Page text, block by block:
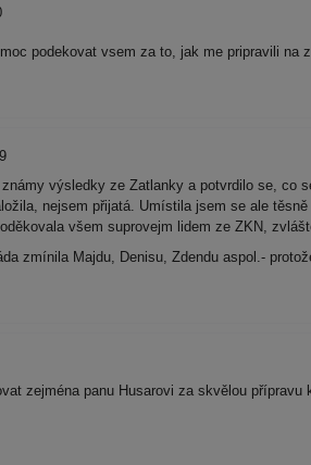
podekovat vsem za to, jak me pripravili
výsledky ze Zatlanky a potvrdilo se, co
nejsem přijatá. Umístila jsem se ale
všem suprovejm lidem ze ZKN,
zmínila Majdu, Denisu, Zdendu aspol.-
zejména panu Husarovi za skvělou